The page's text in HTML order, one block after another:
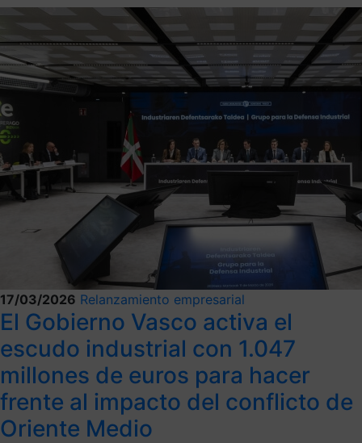
17/03/2026 Relanzamiento empresarial
El Gobierno Vasco activa el
escudo industrial con 1.047
millones de euros para hacer
frente al impacto del conflicto de
Oriente Medio